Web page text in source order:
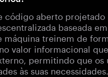
código aberto
baseada
treinem de
valor informacional
permitindo que os
às suas necessidades.